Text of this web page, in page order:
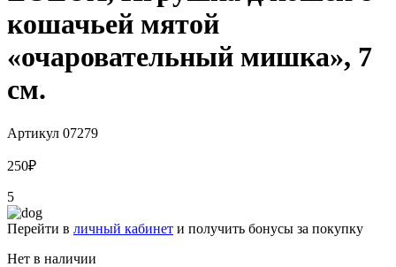
кошачьей мятой
«очаровательный мишка», 7
см.
Артикул 07279
250₽
5
Перейти в личный кабинет и получить бонусы за покупку
Нет в наличии